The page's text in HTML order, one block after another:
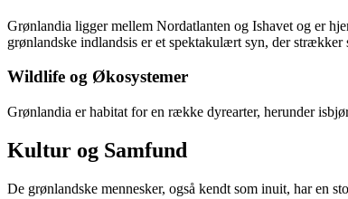
Grønlandia ligger mellem Nordatlanten og Ishavet og er
grønlandske indlandsis er et spektakulært syn, der strækker
Wildlife og Økosystemer
Grønlandia er habitat for en række dyrearter, herunder
Kultur og Samfund
De grønlandske mennesker, også kendt som inuit, har en